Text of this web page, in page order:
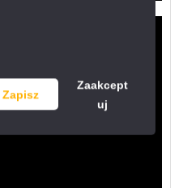
Zapisz
Zaakcept
uj